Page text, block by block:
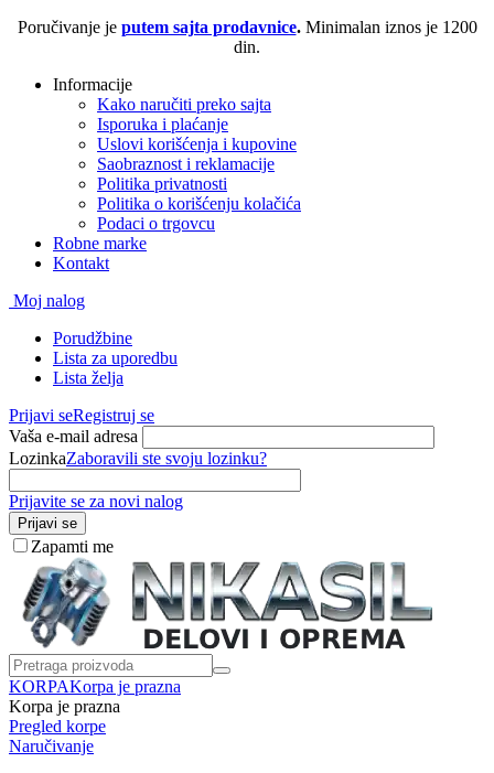
Poručivanje je putem sajta prodavnice. Minimalan iznos je 1200
din.
Informacije
Kako naručiti preko sajta
Isporuka i plaćanje
Uslovi korišćenja i kupovine
Saobraznost i reklamacije
Politika privatnosti
Politika o korišćenju kolačića
Podaci o trgovcu
Robne marke
Kontakt
Moj nalog
Porudžbine
Lista za uporedbu
Lista želja
Prijavi seRegistruj se
Vaša e-mail adresa
LozinkaZaboravili ste svoju lozinku?
Prijavite se za novi nalog
Prijavi se
Zapamti me
KORPAKorpa je prazna
Korpa je prazna
Pregled korpe
Naručivanje